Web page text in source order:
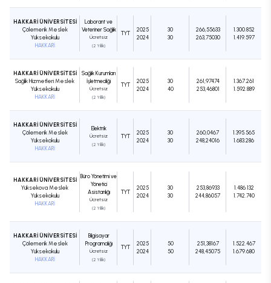
HAKKARİ ÜNİVERSİTESİ
Çölemerik Meslek
Yüksekokulu
HAKKARİ
Laborant ve
Veteriner Sağlık
Ücretsiz
(2 Yıllık)
TYT
2025
2024
30
30
266,55633
263,75030
1.300.852
1.419.597
HAKKARİ ÜNİVERSİTESİ
Sağlık Hizmetleri Meslek
Yüksekokulu
HAKKARİ
Sağlık Kurumları
İşletmeciliği
Ücretsiz
(2 Yıllık)
TYT
2025
2024
30
40
261,97474
253,46801
1.367.261
1.592.889
HAKKARİ ÜNİVERSİTESİ
Çölemerik Meslek
Yüksekokulu
HAKKARİ
Elektrik
Ücretsiz
(2 Yıllık)
TYT
2025
2024
30
30
260,0467
248,24016
1.395.565
1.683.286
HAKKARİ ÜNİVERSİTESİ
Yüksekova Meslek
Yüksekokulu
HAKKARİ
Büro Yönetimi ve
Yönetici
Asistanlığı
Ücretsiz
(2 Yıllık)
TYT
2025
2024
30
30
253,86933
244,86057
1.486.132
1.742.740
HAKKARİ ÜNİVERSİTESİ
Çölemerik Meslek
Yüksekokulu
HAKKARİ
Bilgisayar
Programcılığı
Ücretsiz
(2 Yıllık)
TYT
2025
2024
50
50
251,38167
248,45075
1.522.467
1.679.680